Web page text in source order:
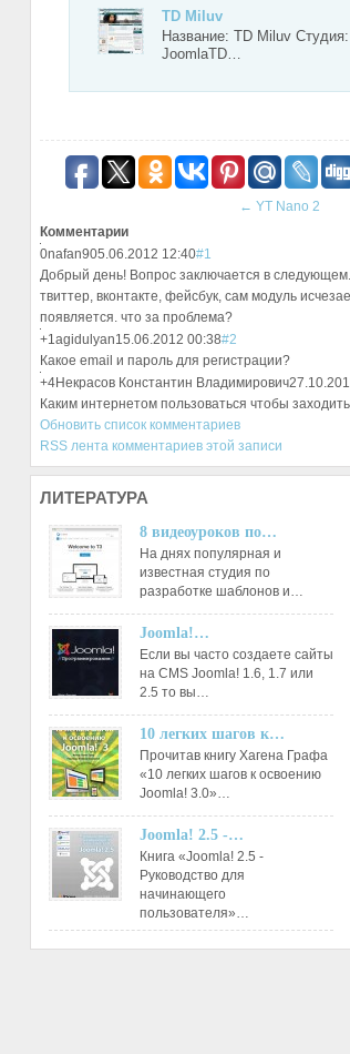
TD Miluv
Название: TD Miluv Студия:
JoomlaTD…
← YT Nano 2
Комментарии
0nafan905.06.2012 12:40#1
Добрый день! Вопрос заключается в
твиттер, вконтакте, фейсбук, сам модуль
появляется. что за проблема?
+1agidulyan15.06.2012 00:38#2
Какое email и пароль для регистрации?
+4Некрасов Константин Владимирович
Каким интернетом пользоваться чтобы
Обновить список комментариев
RSS лента комментариев этой записи
ЛИТЕРАТУРА
8 видеоуроков по…
На днях популярная и
известная студия по
разработке шаблонов и…
Joomla!…
Если вы часто создаете сайты
на CMS Joomla! 1.6, 1.7 или
2.5 то вы…
10 легких шагов к…
Прочитав книгу Хагена Графа
«10 легких шагов к освоению
Joomla! 3.0»…
Joomla! 2.5 -…
Книга «Joomla! 2.5 -
Руководство для
начинающего
пользователя»…